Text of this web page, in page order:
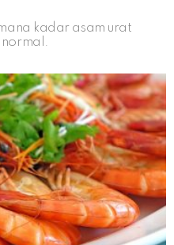
kadar asam urat